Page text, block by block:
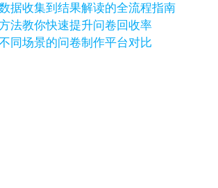
据收集到结果解读的全流程指南
法教你快速提升问卷回收率
同场景的问卷制作平台对比